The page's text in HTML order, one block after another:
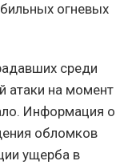
огневых
среди
атаки на момент
Информация о
обломков
ущерба в